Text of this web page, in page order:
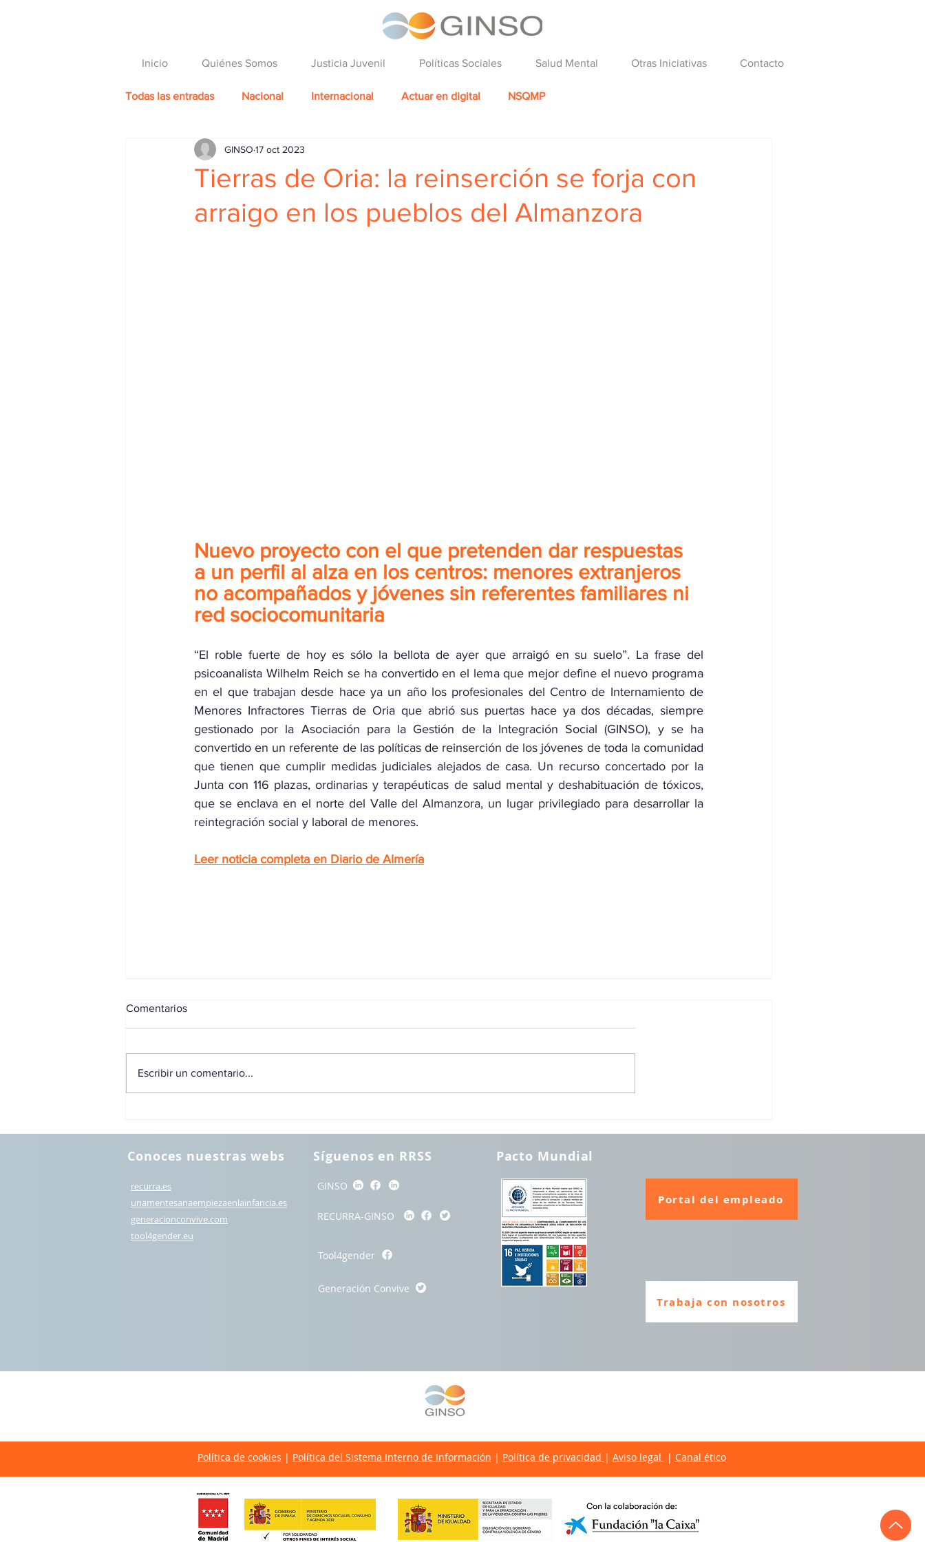
Inicio Quiénes Somos Justicia Juvenil Políticas Sociales Salud Mental Otras Iniciativas Contacto
Todas las entradas Nacional Internacional Actuar en digital NSQMP
Tierras de Oria: la reinserción se forja con
arraigo en los pueblos del Almanzora
GINSO 17 oct 2023
Nuevo proyecto con el que pretenden dar respuestas
a un perfil al alza en los centros: menores extranjeros
no acompañados y jóvenes sin referentes familiares ni
red sociocomunitaria
“El roble fuerte de hoy es sólo la bellota de ayer que arraigó en su suelo”. La frase del
psicoanalista Wilhelm Reich se ha convertido en el lema que mejor define el nuevo programa
en el que trabajan desde hace ya un año los profesionales del Centro de Internamiento de
Menores Infractores Tierras de Oria que abrió sus puertas hace ya dos décadas, siempre
gestionado por la Asociación para la Gestión de la Integración Social (GINSO), y se ha
convertido en un referente de las políticas de reinserción de los jóvenes de toda la comunidad
que tienen que cumplir medidas judiciales alejados de casa. Un recurso concertado por la
Junta con 116 plazas, ordinarias y terapéuticas de salud mental y deshabituación de tóxicos,
que se enclava en el norte del Valle del Almanzora, un lugar privilegiado para desarrollar la
reintegración social y laboral de menores.
Leer noticia completa en Diario de Almería
Comentarios
Escribir un comentario...
Conoces nuestras webs Síguenos en RRSS
recurra.es
unamentesanaempiezaenlainfancia.es
generacionconvive.com
tool4gender.eu
GINSO
RECURRA-GINSO
Tool4gender
Generación Convive
Pacto Mundial
Portal del empleado
Trabaja con nosotros
Política de cookies | Política del Sistema Interno de Información | Política de privacidad | Aviso legal | Canal ético